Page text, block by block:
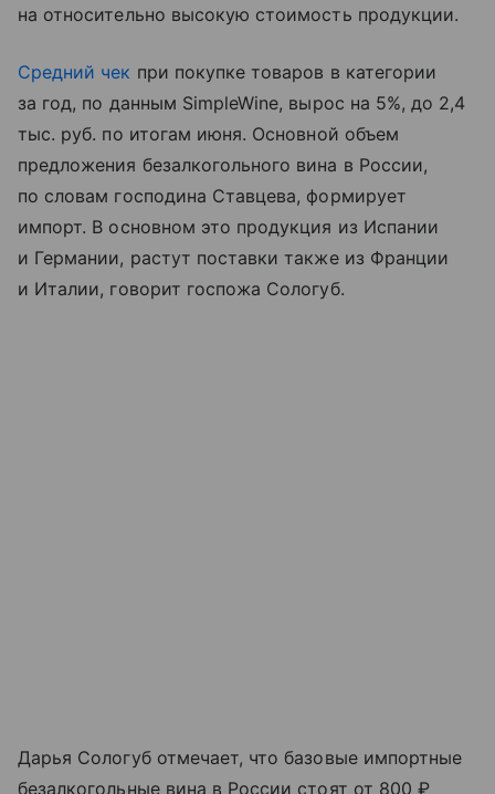
на относительно высокую стоимость продукции.
Средний чек при покупке товаров в категории
за год, по данным SimpleWine, вырос на 5%, до 2,4
тыс. руб. по итогам июня. Основной объем
предложения безалкогольного вина в России,
по словам господина Ставцева, формирует
импорт. В основном это продукция из Испании
и Германии, растут поставки также из Франции
и Италии, говорит госпожа Сологуб.
Дарья Сологуб отмечает, что базовые импортные
безалкогольные вина в России стоят от 800 ₽